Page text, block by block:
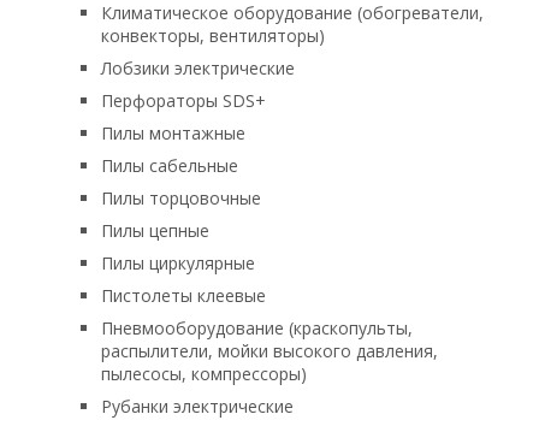
Климатическое оборудование (обогреватели,
конвекторы, вентиляторы)
Лобзики электрические
Перфораторы SDS+
Пилы монтажные
Пилы сабельные
Пилы торцовочные
Пилы цепные
Пилы циркулярные
Пистолеты клеевые
Пневмооборудование (краскопульты,
распылители, мойки высокого давления,
пылесосы, компрессоры)
Рубанки электрические